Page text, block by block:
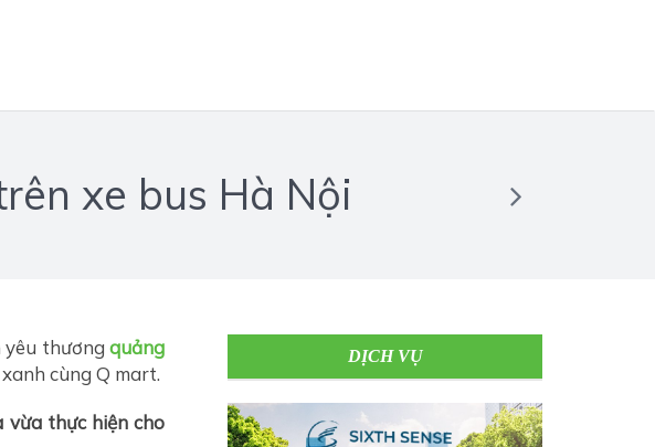
xe bus Hà Nội
yêu thươngquảng
cùng Q mart.
vừa thực hiện cho
DỊCH VỤ